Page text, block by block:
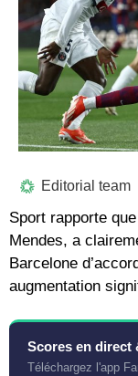
Editorial team
Sport rapporte
Mendes, a
Barcelone
augmentation
Scores en direct
Téléchargez l'app